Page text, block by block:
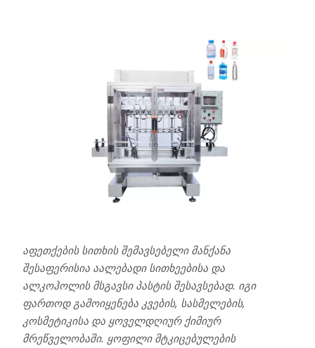
აფეთქების სითხის შემავსებელი მანქანა
შესაფერისია აალებადი სითხეებისა და
ალკოჰოლის მსგავსი პასტის შესავსებად. იგი
ფართოდ გამოიყენება კვების, სასმელების,
კოსმეტიკისა და ყოველდღიურ ქიმიურ
მრეწველობაში. ყოფილი მტკიცებულების